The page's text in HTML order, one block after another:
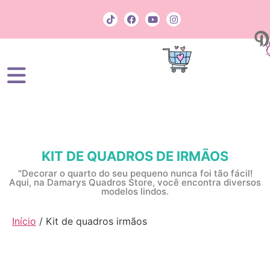
KIT DE QUADROS DE IRMÃOS
"Decorar o quarto do seu pequeno nunca foi tão fácil!
Aqui, na Damarys Quadros Store, você encontra diversos
modelos lindos.
Início / Kit de quadros irmãos